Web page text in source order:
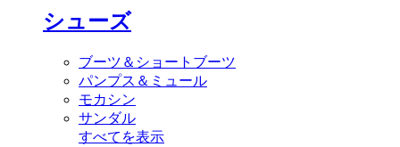
シューズ
ブーツ＆ショートブーツ
パンプス＆ミュール
モカシン
サンダル
すべてを表示